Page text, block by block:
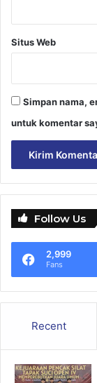
Situs Web
Simpan nama,
untuk komentar
Follow Us
2,999
Fans
Recent